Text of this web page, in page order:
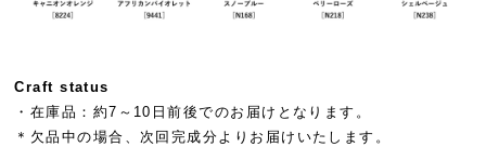
Craft status
・在庫品：約7～10日前後でのお届けとなります。
＊欠品中の場合、次回完成分よりお届けいたします。